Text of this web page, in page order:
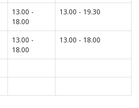
13.00 -
18.00
13.00 - 19.30
13.00 -
18.00
13.00 - 18.00